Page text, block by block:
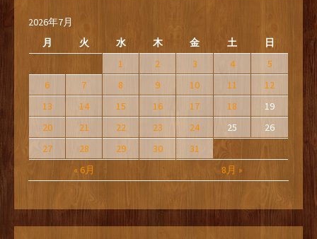
2026年7月
月
火 水 木 金 土 日
« 6月 8月 »
1 2 3 4
5
6
7 8 9 10 11
12
13
14 15 16 17 18
19
20
21 22 23 24 25
26
27
28 29 30 31